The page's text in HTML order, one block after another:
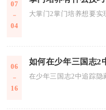
07
04
大掌门2掌门培养想要
06
16
在少年三国志2中追踪